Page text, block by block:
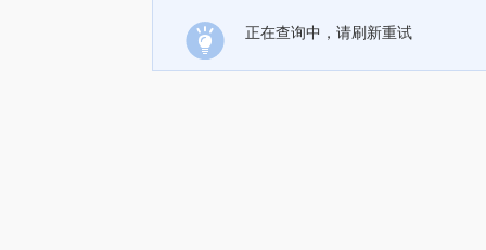
正在查询中，请刷新重试